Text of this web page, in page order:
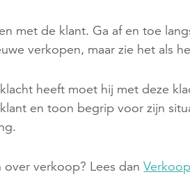
met de klant. Ga af en toe
verkopen, maar zie het als
heeft moet hij met deze
en toon begrip voor zijn
over verkoop? Lees dan